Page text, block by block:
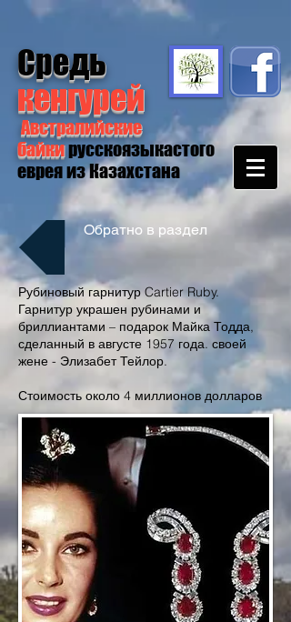
Средь
кенгурей
Австралийские
байкирусскоязыкастого
еврея из Казахстана
Обратно в раздел
Рубиновый гарнитур Cartier Ruby.
Гарнитур украшен рубинами и
бриллиантами – подарок Майка Тодда,
сделанный в августе 1957 года. своей
жене - Элизабет Тейлор.
Стоимость около 4 миллионов долларов